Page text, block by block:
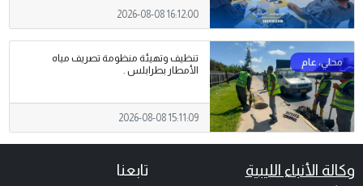
2026-08-08 16:12:00
تنظيف وتهيئة منظومة تصريف مياه
الأمطار بطرابلس .
2026-08-08 15:11:09
وكالة الأنباء الليبية تابعنا